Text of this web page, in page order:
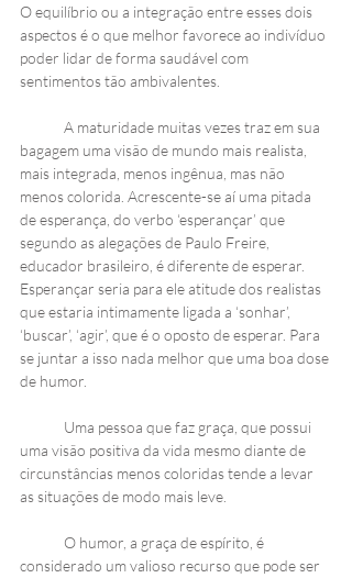
O equilíbrio ou a integração entre esses dois
aspectos é o que melhor favorece ao indivíduo
poder lidar de forma saudável com
sentimentos tão ambivalentes.
A maturidade muitas vezes traz em sua
bagagem uma visão de mundo mais realista,
mais integrada, menos ingênua, mas não
menos colorida. Acrescente-se aí uma pitada
de esperança, do verbo ‘esperançar’ que
segundo as alegações de Paulo Freire,
educador brasileiro, é diferente de esperar.
Esperançar seria para ele atitude dos realistas
que estaria intimamente ligada a ‘sonhar’,
‘buscar’, ‘agir’, que é o oposto de esperar. Para
se juntar a isso nada melhor que uma boa dose
de humor.
Uma pessoa que faz graça, que possui
uma visão positiva da vida mesmo diante de
circunstâncias menos coloridas tende a levar
as situações de modo mais leve.
O humor, a graça de espírito, é
considerado um valioso recurso que pode ser